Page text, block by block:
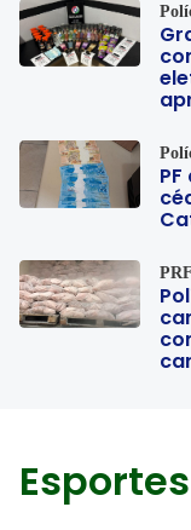
PRF
Esportes